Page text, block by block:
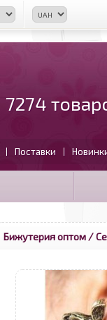
7274
| Поставки |
Бижутерия оптом/